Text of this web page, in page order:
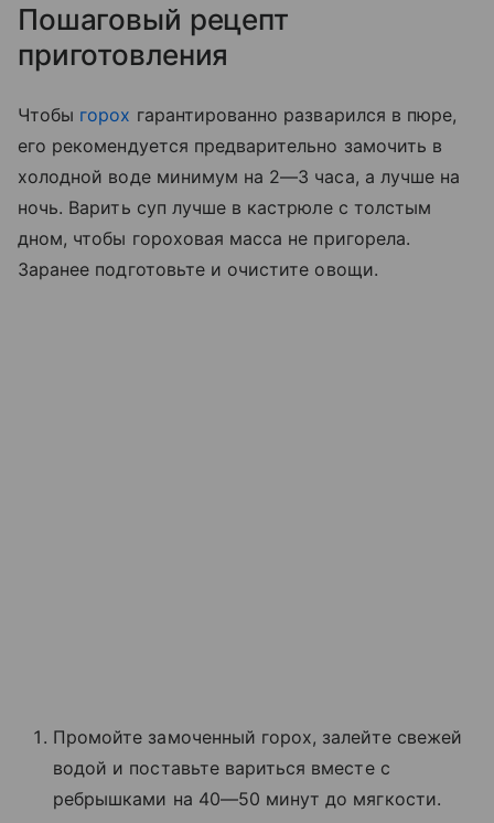
Пошаговый рецепт
приготовления
Чтобы горох гарантированно разварился в пюре,
его рекомендуется предварительно замочить в
холодной воде минимум на 2—3 часа, а лучше на
ночь. Варить суп лучше в кастрюле с толстым
дном, чтобы гороховая масса не пригорела.
Заранее подготовьте и очистите овощи.
Промойте замоченный горох, залейте свежей
водой и поставьте вариться вместе с
ребрышками на 40—50 минут до мягкости.